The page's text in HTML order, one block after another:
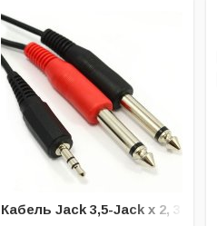
Кабель Jack 3,5-Jack x 2, 3 м